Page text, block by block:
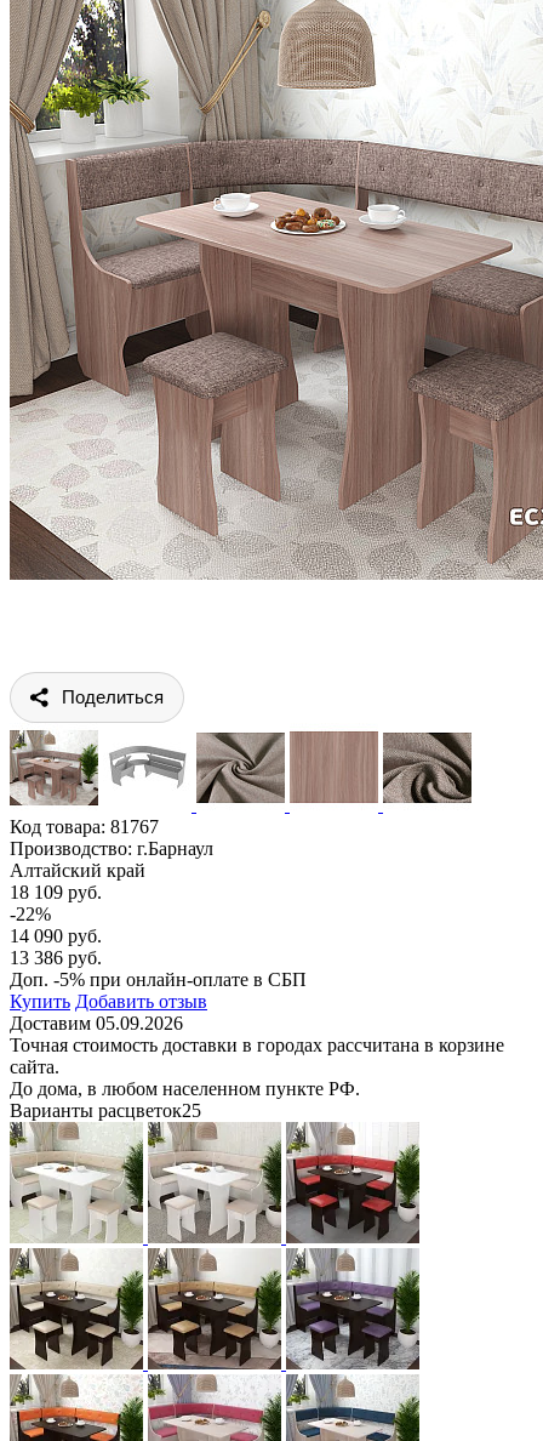
Поделиться
Код товара: 81767
Производство: г.Барнаул
Алтайский край
18 109 руб.
-22%
14 090 руб.
13 386 руб.
Доп. -5% при онлайн-оплате в СБП
Купить Добавить отзыв
Доставим 05.09.2026
Точная стоимость доставки в городах рассчитана в корзине
сайта.
До дома, в любом населенном пункте РФ.
Варианты расцветок25